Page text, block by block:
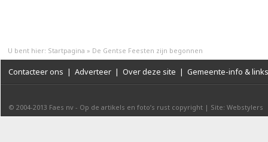
U bent hier: Startpagina » De Gentse Feesten zijn begonnen
Contacteer ons | Adverteer | Over deze site | Gemeente-info & links
© 2004-2013 Faes nv - Op de artikels en foto’s rust copyright | Site: Webstylers